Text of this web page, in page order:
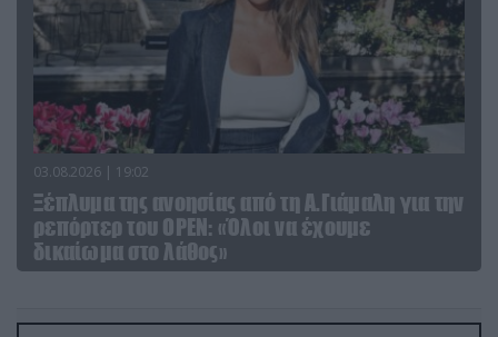
03.08.2026 | 19:02
Ξέπλυμα της ανοησίας από τη Α.Γιάμαλη για την
ρεπόρτερ του ΟΡΕΝ: «Όλοι να έχουμε
δικαίωμα στο λάθος»